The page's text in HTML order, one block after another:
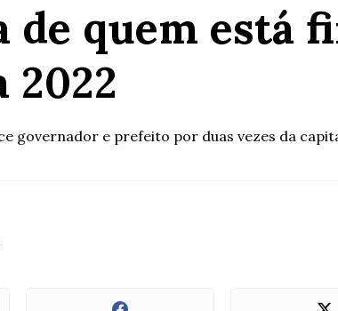
quem está
2022
governador e prefeito por duas vezes da